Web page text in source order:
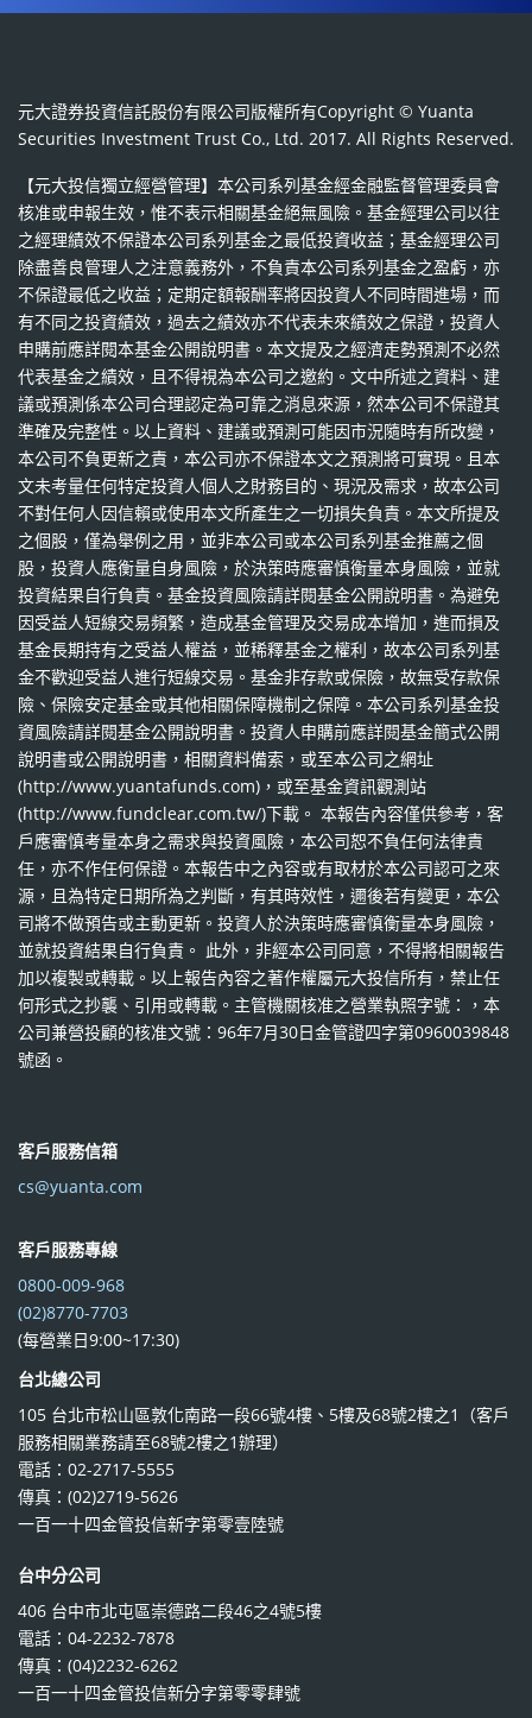
元大證券投資信託股份有限公司版權所有Copyright © Yuanta
Securities Investment Trust Co., Ltd. 2017. All Rights Reserved.
【元大投信獨立經營管理】本公司系列基金經金融監督管理委員會
核准或申報生效，惟不表示相關基金絕無風險。基金經理公司以往
之經理績效不保證本公司系列基金之最低投資收益；基金經理公司
除盡善良管理人之注意義務外，不負責本公司系列基金之盈虧，亦
不保證最低之收益；定期定額報酬率將因投資人不同時間進場，而
有不同之投資績效，過去之績效亦不代表未來績效之保證，投資人
申購前應詳閱本基金公開說明書。本文提及之經濟走勢預測不必然
代表基金之績效，且不得視為本公司之邀約。文中所述之資料、建
議或預測係本公司合理認定為可靠之消息來源，然本公司不保證其
準確及完整性。以上資料、建議或預測可能因市況隨時有所改變，
本公司不負更新之責，本公司亦不保證本文之預測將可實現。且本
文未考量任何特定投資人個人之財務目的、現況及需求，故本公司
不對任何人因信賴或使用本文所產生之一切損失負責。本文所提及
之個股，僅為舉例之用，並非本公司或本公司系列基金推薦之個
股，投資人應衡量自身風險，於決策時應審慎衡量本身風險，並就
投資結果自行負責。基金投資風險請詳閱基金公開說明書。為避免
因受益人短線交易頻繁，造成基金管理及交易成本增加，進而損及
基金長期持有之受益人權益，並稀釋基金之權利，故本公司系列基
金不歡迎受益人進行短線交易。基金非存款或保險，故無受存款保
險、保險安定基金或其他相關保障機制之保障。本公司系列基金投
資風險請詳閱基金公開說明書。投資人申購前應詳閱基金簡式公開
說明書或公開說明書，相關資料備索，或至本公司之網址
(http://www.yuantafunds.com)，或至基金資訊觀測站
(http://www.fundclear.com.tw/)下載。 本報告內容僅供參考，客
戶應審慎考量本身之需求與投資風險，本公司恕不負任何法律責
任，亦不作任何保證。本報告中之內容或有取材於本公司認可之來
源，且為特定日期所為之判斷，有其時效性，邇後若有變更，本公
司將不做預告或主動更新。投資人於決策時應審慎衡量本身風險，
並就投資結果自行負責。 此外，非經本公司同意，不得將相關報告
加以複製或轉載。以上報告內容之著作權屬元大投信所有，禁止任
何形式之抄襲、引用或轉載。主管機關核准之營業執照字號：，本
公司兼營投顧的核准文號：96年7月30日金管證四字第0960039848
號函。
客戶服務信箱
cs@yuanta.com
客戶服務專線
0800-009-968
(02)8770-7703
(每營業日9:00~17:30)
台北總公司
105 台北市松山區敦化南路一段66號4樓、5樓及68號2樓之1（客戶
服務相關業務請至68號2樓之1辦理）
電話：02-2717-5555
傳真：(02)2719-5626
一百一十四金管投信新字第零壹陸號
台中分公司
406 台中市北屯區崇德路二段46之4號5樓
電話：04-2232-7878
傳真：(04)2232-6262
一百一十四金管投信新分字第零零肆號